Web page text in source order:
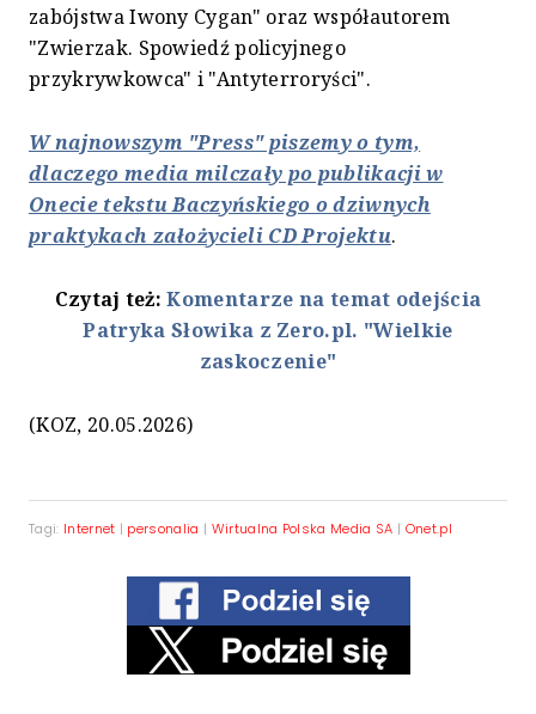
zabójstwa Iwony Cygan" oraz współautorem
"Zwierzak. Spowiedź policyjnego
przykrywkowca" i "Antyterroryści".
W najnowszym "Press" piszemy o tym,
dlaczego media milczały po publikacji w
Onecie tekstu Baczyńskiego o dziwnych
praktykach założycieli CD Projektu.
Czytaj też:Komentarze na temat odejścia
Patryka Słowika z Zero.pl. "Wielkie
zaskoczenie"
(KOZ, 20.05.2026)
Tagi: Internet | personalia | Wirtualna Polska Media SA | Onet.pl